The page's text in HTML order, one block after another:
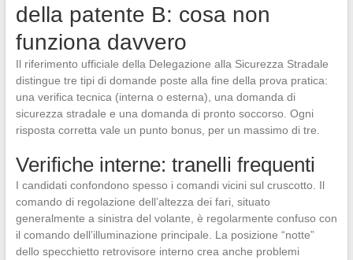
della patente B: cosa non
funziona davvero
Il riferimento ufficiale della Delegazione alla Sicurezza Stradale
distingue tre tipi di domande poste alla fine della prova pratica:
una verifica tecnica (interna o esterna), una domanda di
sicurezza stradale e una domanda di pronto soccorso. Ogni
risposta corretta vale un punto bonus, per un massimo di tre.
Verifiche interne: tranelli frequenti
I candidati confondono spesso i comandi vicini sul cruscotto. Il
comando di regolazione dell’altezza dei fari, situato
generalmente a sinistra del volante, è regolarmente confuso con
il comando dell’illuminazione principale. La posizione “notte”
dello specchietto retrovisore interno crea anche problemi